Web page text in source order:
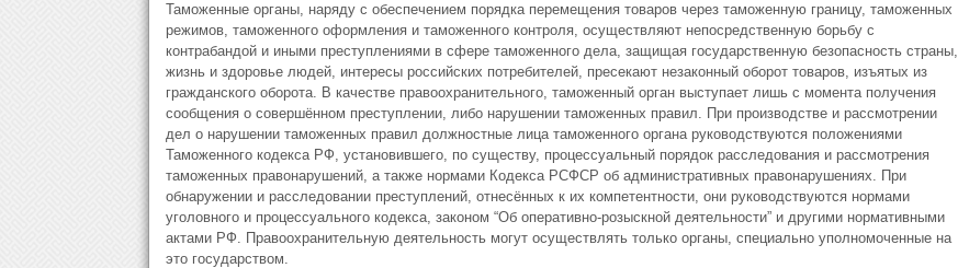
Таможенные органы, наряду с обеспечением порядка перемещения товаров через таможенную границу, таможенных
режимов, таможенного оформления и таможенного контроля, осуществляют непосредственную борьбу с
контрабандой и иными преступлениями в сфере таможенного дела, защищая государственную безопасность страны,
жизнь и здоровье людей, интересы российских потребителей, пресекают незаконный оборот товаров, изъятых из
гражданского оборота. В качестве правоохранительного, таможенный орган выступает лишь с момента получения
сообщения о совершённом преступлении, либо нарушении таможенных правил. При производстве и рассмотрении
дел о нарушении таможенных правил должностные лица таможенного органа руководствуются положениями
Таможенного кодекса РФ, установившего, по существу, процессуальный порядок расследования и рассмотрения
таможенных правонарушений, а также нормами Кодекса РСФСР об административных правонарушениях. При
обнаружении и расследовании преступлений, отнесённых к их компетентности, они руководствуются нормами
уголовного и процессуального кодекса, законом “Об оперативно-розыскной деятельности” и другими нормативными
актами РФ. Правоохранительную деятельность могут осуществлять только органы, специально уполномоченные на
это государством.